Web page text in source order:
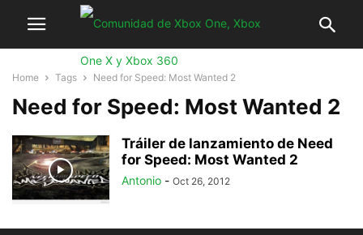
Home Tags Need for Speed: Most Wanted 2
Need for Speed: Most Wanted 2
Tráiler de lanzamiento de Need
for Speed: Most Wanted 2
Antonio - Oct 26, 2012